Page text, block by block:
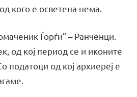
кого е осветена нема.
Ѓорѓи” – Ранченци.
од кој период се и иконите
податоци од кој архиереј е